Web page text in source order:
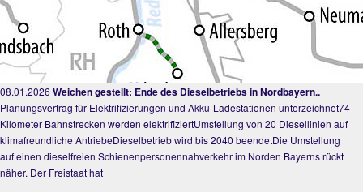
08.01.2026 Weichen gestellt: Ende des Dieselbetriebs in Nordbayern..
Planungsvertrag für Elektrifizierungen und Akku-Ladestationen unterzeichnet74
Kilometer Bahnstrecken werden elektrifiziertUmstellung von 20 Diesellinien auf
klimafreundliche AntriebeDieselbetrieb wird bis 2040 beendetDie Umstellung
auf einen dieselfreien Schienenpersonennahverkehr im Norden Bayerns rückt
näher. Der Freistaat hat